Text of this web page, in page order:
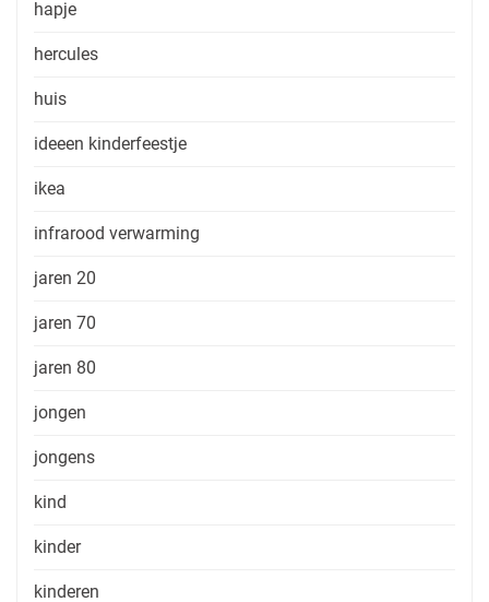
hapje
hercules
huis
ideeen kinderfeestje
ikea
infrarood verwarming
jaren 20
jaren 70
jaren 80
jongen
jongens
kind
kinder
kinderen